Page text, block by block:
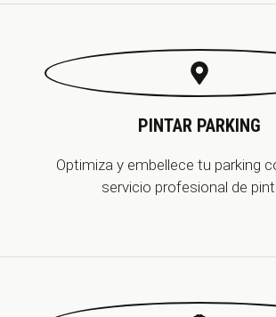
PINTAR PARKING
Optimiza y embellece tu parking
servicio profesional de